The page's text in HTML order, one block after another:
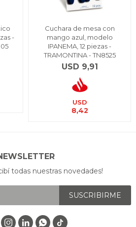
-
Cuchara de mesa con
mango azul, modelo
IPANEMA, 12 piezas -
TRAMONTINA - TN8525
USD 9,91
USD
8,42
todas nuestras novedades!
SUSCRIBIRME
  